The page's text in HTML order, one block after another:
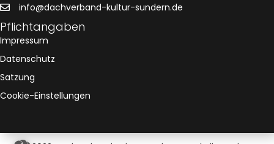
info@dachverband-kultur-sundern.de
Pflichtangaben
Impressum
Datenschutz
Satzung
Cookie-Einstellungen